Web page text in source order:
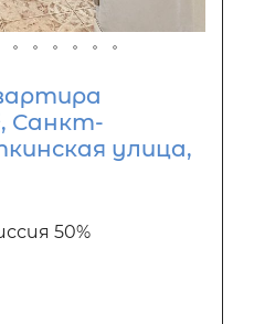
, Санкт-
улица,
50%